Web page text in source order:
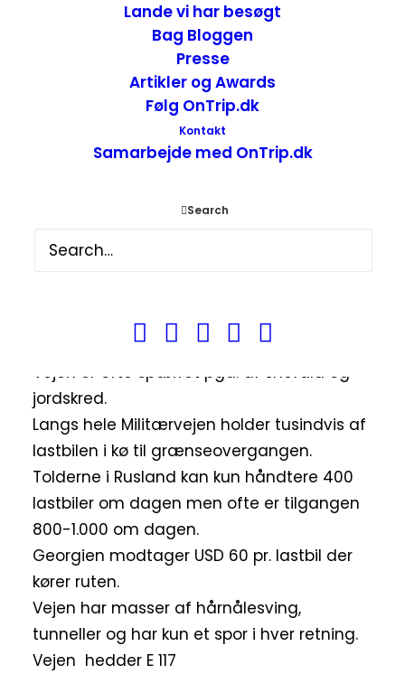
Lande vi har besøgt
Bag Bloggen
Presse
Artikler og Awards
Følg OnTrip.dk
Kontakt
Samarbejde med OnTrip.dk
Search
Fakta om Militærvejen
Den er 212 km. lang.
Den løber fra Tbilisi i Georgien til
Vladikavkaz i Rusland.
højden er 2.379 meter.
Ruten er blevet brugt siden antikken.
Hele 60-70% af alt transit af varer til og fra
Armenien forgår via Militærvejen.
Vejen er ofte spærret pga. af snefald og
jordskred.
Langs hele Militærvejen holder tusindvis af
lastbilen i kø til grænseovergangen.
Tolderne i Rusland kan kun håndtere 400
lastbiler om dagen men ofte er tilgangen
800-1.000 om dagen.
Georgien modtager USD 60 pr. lastbil der
kører ruten.
Vejen har masser af hårnålesving,
tunneller og har kun et spor i hver retning.
Vejen hedder E 117